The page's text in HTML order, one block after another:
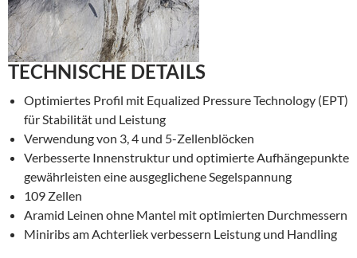
TECHNISCHE DETAILS
Optimiertes Profil mit Equalized Pressure Technology (EPT)
für Stabilität und Leistung
Verwendung von 3, 4 und 5-Zellenblöcken
Verbesserte Innenstruktur und optimierte Aufhängepunkte
gewährleisten eine ausgeglichene Segelspannung
109 Zellen
Aramid Leinen ohne Mantel mit optimierten Durchmessern
Miniribs am Achterliek verbessern Leistung und Handling